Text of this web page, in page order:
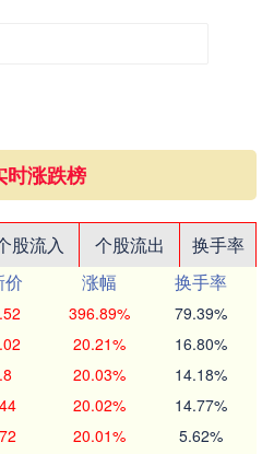
时涨跌榜
股流入 个股流出
换手率
价 涨幅
换手率
396.89% 79.39%
20.21% 16.80%
20.03% 14.18%
20.02% 14.77%
20.01% 5.62%